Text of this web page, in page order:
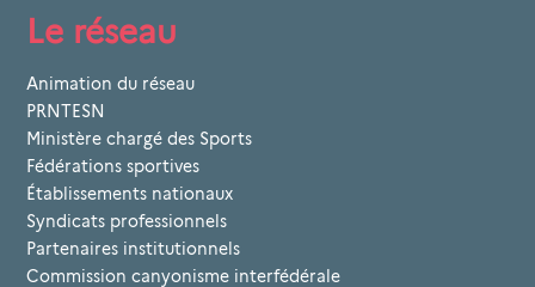
Le réseau
Animation du réseau
PRNTESN
Ministère chargé des Sports
Fédérations sportives
Établissements nationaux
Syndicats professionnels
Partenaires institutionnels
Commission canyonisme interfédérale